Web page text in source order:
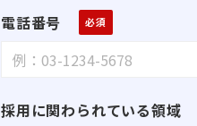
電話番号
採用に関わられている領域